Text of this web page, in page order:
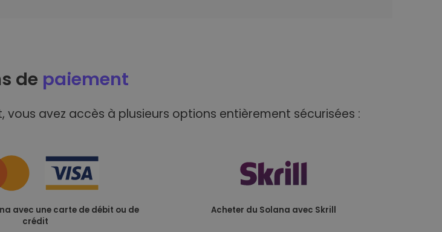
de paiement
vous avez accès à plusieurs options entièrement sécurisées :
avec une carte de débit ou de
crédit
Acheter du Solana avec Skrill